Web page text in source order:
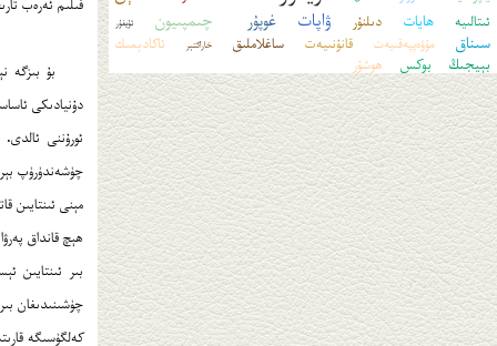
ئىتالىيە ھايات دىلنۇر ۋاپات غوپۇر چىمپىيون ئۇيغۇر
سىناق مۇۋەپپەقىيەت قانۇنىيەت ساغلاملىق خاراكتېر ئاكادېمىك
بېيجىڭ بوكس ھوشۇر
بۇ بىزگە
دۇنيادىكى
ئورۇننى ئالدى.
چۈشەندۈرۈپ
ھېچ قانداق
بىر ئىنتايىن
چۈشىنىدىغان
كەلگۈسىگە